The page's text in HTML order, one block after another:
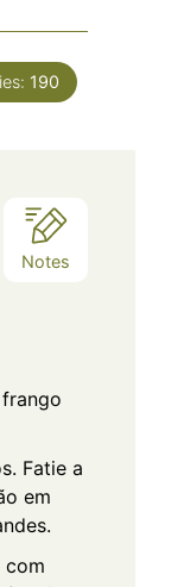
190
Notes
Fatie a
em
com